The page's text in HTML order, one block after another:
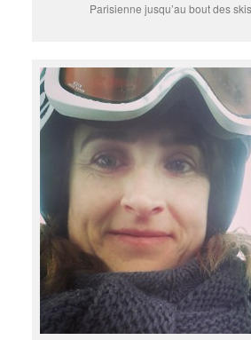
Parisienne jusqu’au bout des